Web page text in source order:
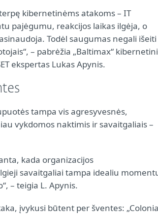
kibernetinėms atakoms – IT
pajėgumu, reakcijos laikas ilgėja, o
Todėl saugumas negali išeiti
– pabrėžia „Baltimax“
ekspertas Lukas Apynis.
tampa vis agresyvesnės,
vykdomos naktimis ir savaitgaliais –
kada organizacijos
savaitgaliai tampa idealiu
– teigia L. Apynis.
įvykusi būtent per šventes: